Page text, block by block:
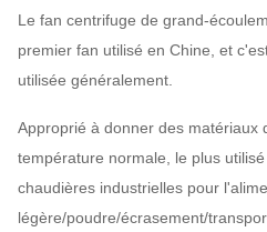
Le fan centrifuge de grand-
premier fan utilisé en Chine, et
utilisée généralement.
Approprié à donner des matériaux
température normale, le plus
chaudières industrielles pour
légère/poudre/écrasement/